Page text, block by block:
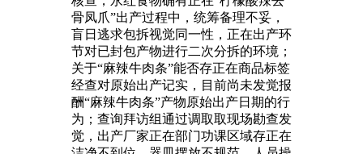
骨凤爪”出产过程中，统筹备理不妥，
盲日逃求包拆视觉同一性，正在出产环
节对已封包产物进行二次分拆的环境；
关于“麻辣牛肉条”能否存正在商品标签
经查对原始出产记实，目前尚未发觉报
酬“麻辣牛肉条”产物原始出产日期的行
为；查询拜访组通过调取取现场勘查发
觉，出产厂家正在部门功课区域存正在